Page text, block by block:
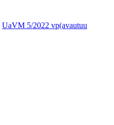
UaVM 5/2022 vp(avautuu